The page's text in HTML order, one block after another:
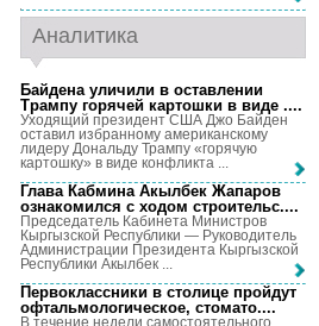
Аналитика
Байдена уличили в оставлении
Трампу горячей картошки в виде ....
Уходящий президент США Джо Байден
оставил избранному американскому
лидеру Дональду Трампу «горячую
картошку» в виде конфликта ...
Глава Кабмина Акылбек Жапаров
ознакомился с ходом строительс....
Председатель Кабинета Министров
Кыргызской Республики — Руководитель
Администрации Президента Кыргызской
Республики Акылбек ...
Первоклассники в столице пройдут
офтальмологическое, стомато....